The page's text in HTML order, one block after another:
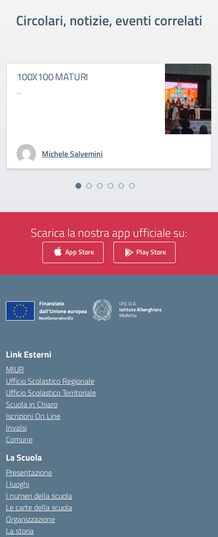
Circolari, notizie, eventi correlati
100X100 MATURI
...
Michele Salvemini
Scarica la nostra app ufficiale su:
App Store Play Store
I.P.E.O.A.
Istituto Alberghiero
Molfetta
Link Esterni
MIUR
Ufficio Scolastico Regionale
Ufficio Scolastico Territoriale
Scuola in Chiaro
Iscrizioni On Line
Invalsi
Comune
La Scuola
Presentazione
I luoghi
I numeri della scuola
Le carte della scuola
Organizzazione
La storia